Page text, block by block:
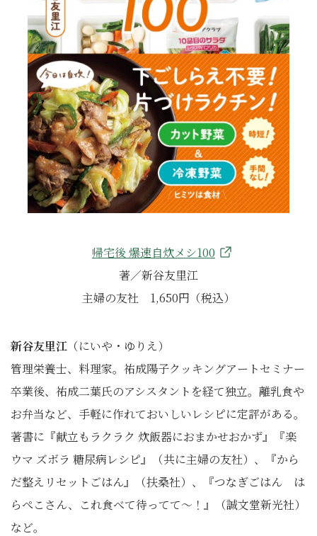
帰宅後 爆速自炊メシ100
著／新谷友里江
主婦の友社 1,650円（税込）
新谷友里江 （にいや・ゆりえ）
管理栄養士、料理家。祐成陽子クッキングアートセミナー
卒業後、祐成二葉氏のアシスタントを経て独立。離乳食や
お弁当など、手軽に作れておいしいレシピに定評がある。
著書に『献立もラクラク 炊飯器におまかせおかず』『楽
ウマ ズボラ 糖尿病レシピ』（共に主婦の友社）、『から
だ整えリセットごはん』（扶桑社）、『つなぎごはん は
らぺこさん、これ食べて待ってて～！』（誠文堂新光社）
など。